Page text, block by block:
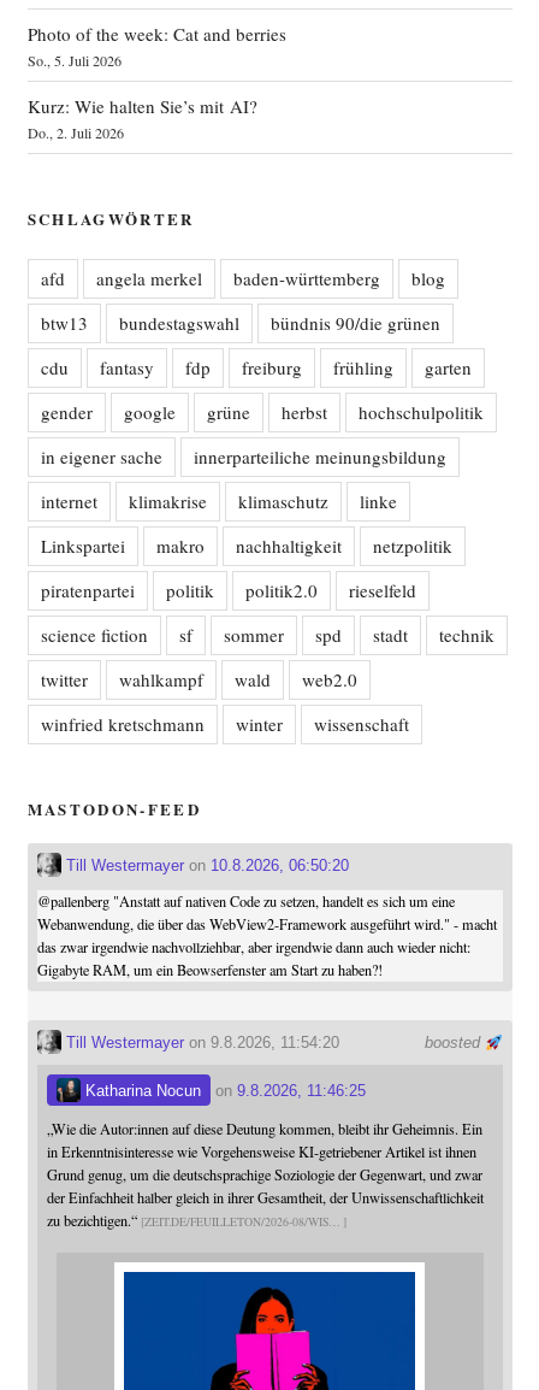
Photo of the week: Cat and berries
So., 5. Juli 2026
Kurz: Wie halten Sie’s mit AI?
Do., 2. Juli 2026
SCHLAGWÖRTER
afd angela merkel baden-württemberg
blog
btw13
bundestagswahl
bündnis 90/die grünen
cdu
fantasy fdp freiburg frühling
garten
gender
google grüne herbst
hochschulpolitik
in eigener sache
innerparteiliche meinungsbildung
internet
klimakrise klimaschutz
linke
Linkspartei
makro nachhaltigkeit
netzpolitik
piratenpartei
politik politik2.0
rieselfeld
science fiction
sf sommer spd stadt
technik
twitter
wahlkampf wald
web2.0
winfried kretschmann
winter wissenschaft
MASTODON-FEED
Till Westermayeron 10.8.2026, 06:50:20
@pallenberg"Anstatt auf nativen Code zu setzen, handelt es sich um eine
Webanwendung, die über das WebView2-Framework ausgeführt wird." - macht
das zwar irgendwie nachvollziehbar, aber irgendwie dann auch wieder nicht:
Gigabyte RAM, um ein Beowserfenster am Start zu haben?!
boosted
Till Westermayeron 9.8.2026, 11:54:20
Katharina Nocun on 9.8.2026, 11:46:25
„Wie die Autor:innen auf diese Deutung kommen, bleibt ihr Geheimnis. Ein
in Erkenntnisinteresse wie Vorgehensweise KI-getriebener Artikel ist ihnen
Grund genug, um die deutschsprachige Soziologie der Gegenwart, und zwar
der Einfachheit halber gleich in ihrer Gesamtheit, der Unwissenschaftlichkeit
zu bezichtigen.“ ZEIT.DE/FEUILLETON/2026-08/WIS